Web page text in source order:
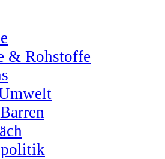
& Rohstoffe